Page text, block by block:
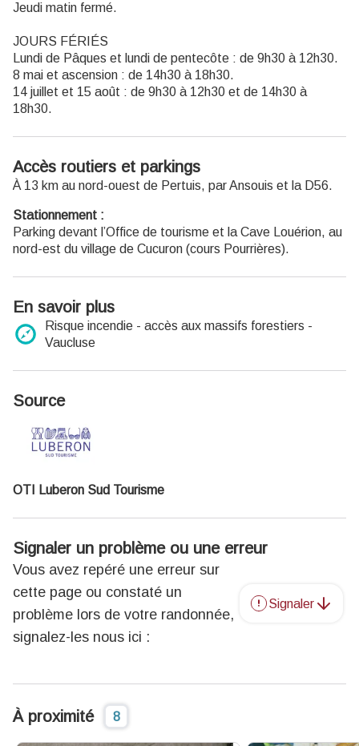
Jeudi matin fermé.
JOURS FÉRIÉS
Lundi de Pâques et lundi de pentecôte : de 9h30 à 12h30.
8 mai et ascension : de 14h30 à 18h30.
14 juillet et 15 août : de 9h30 à 12h30 et de 14h30 à
18h30.
Accès routiers et parkings
À 13 km au nord-ouest de Pertuis, par Ansouis et la D56.
Stationnement :
Parking devant l’Office de tourisme et la Cave Louérion, au
nord-est du village de Cucuron (cours Pourrières).
En savoir plus
Risque incendie - accès aux massifs forestiers -
Vaucluse
Source
OTI Luberon Sud Tourisme
Signaler un problème ou une erreur
Vous avez repéré une erreur sur
cette page ou constaté un
problème lors de votre randonnée,
signalez-les nous ici :
Signaler
À proximité 8